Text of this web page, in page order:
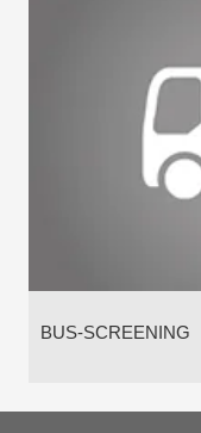
BUS-SCREENING